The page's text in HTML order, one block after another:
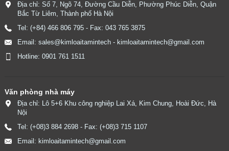
Địa chỉ: Số 7, Ngõ 74, Đường Cầu Diễn, Phường Phúc Diễn, Quận
Bắc Từ Liêm, Thành phố Hà Nội
Tel: (+84) 466 806 795 - Fax: 043 765 3875
Email: sales@kimloaitamintech - kimloaitamintech@gmail.com
Hotline: 0901 761 1511
Văn phòng nhà máy
Địa chỉ: Lô 5+6 Khu công nghiệp Lai Xá, Kim Chung, Hoài Đức, Hà
Nội
Tel: (+08)3 884 2698 - Fax: (+08)3 715 1107
Email: kimloaitamintech@gmail.com